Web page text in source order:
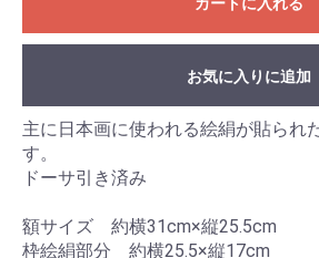
お気に入りに追加
主に日本画に使われる絵絹が貼られ
す。
ドーサ引き済み
額サイズ 約横31cm×縦25.5cm
枠絵絹部分 約横25.5×縦17cm